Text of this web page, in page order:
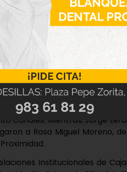
patrocinadoras del evento, y
dirigió a los premiados para
empresa en vuestro entorno».
de cerca vuestros retos, y
vosotros y por eventos como
juntos para garantizar un
el áccesit a Hijos de Julián
Víctor e Indalecio Rodríguez
Canales. Mientras, Jorge Lera
a Rosa Miguel Moreno, de
Institucionales de Caja